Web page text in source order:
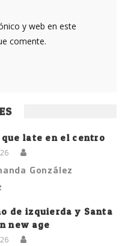
y web en este
comente.
que late en el centro
González
de izquierda y Santa
new age